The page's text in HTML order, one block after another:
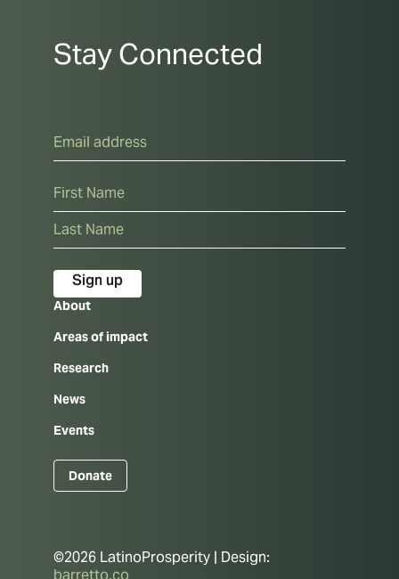
Stay Connected
Email
Name
First
About
Areas of impact
Research
News
Events
Donate
©2026 LatinoProsperity | Design:
barretto.co